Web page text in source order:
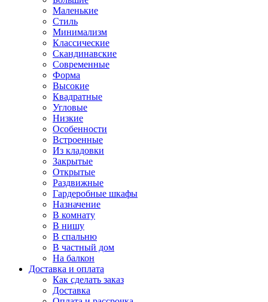
Маленькие
Стиль
Минимализм
Классические
Скандинавские
Современные
Форма
Высокие
Квадратные
Угловые
Низкие
Особенности
Встроенные
Из кладовки
Закрытые
Открытые
Раздвижные
Гардеробные шкафы
Назначение
В комнату
В нишу
В спальню
В частный дом
На балкон
Доставка и оплата
Как сделать заказ
Доставка